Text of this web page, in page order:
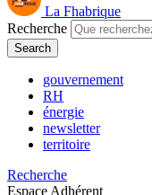
La Fhabrique
Recherche
gouvernement
RH
énergie
newsletter
territoire
Recherche
Espace Adhérent